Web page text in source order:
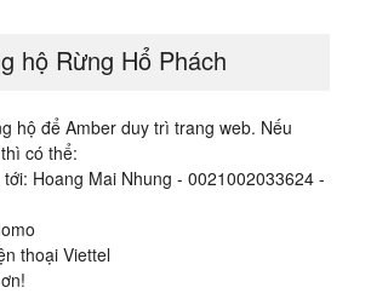
hộ Rừng Hổ Phách
hộ để Amber duy trì trang web. Nếu
có thể:
Hoang Mai Nhung - 0021002033624 -
thoại Viettel